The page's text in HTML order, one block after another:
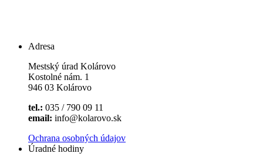
Adresa
Mestský úrad Kolárovo
Kostolné nám. 1
946 03 Kolárovo
tel.: 035 / 790 09 11
email: info@kolarovo.sk
Ochrana osobných údajov
Úradné hodiny